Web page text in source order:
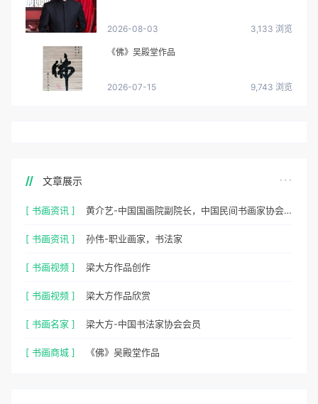
2026-08-03 3,133 浏览
《佛》吴殿堂作品
2026-07-15 9,743 浏览
文章展示
[ 书画资讯 ] 黄介艺-中国国画院副院长，中国民间书画家协会副主席
[ 书画资讯 ] 孙伟-职业画家，书法家
[ 书画视频 ] 梁大方作品创作
[ 书画视频 ] 梁大方作品欣赏
[ 书画名家 ] 梁大方-中国书法家协会会员
[ 书画商城 ] 《佛》吴殿堂作品